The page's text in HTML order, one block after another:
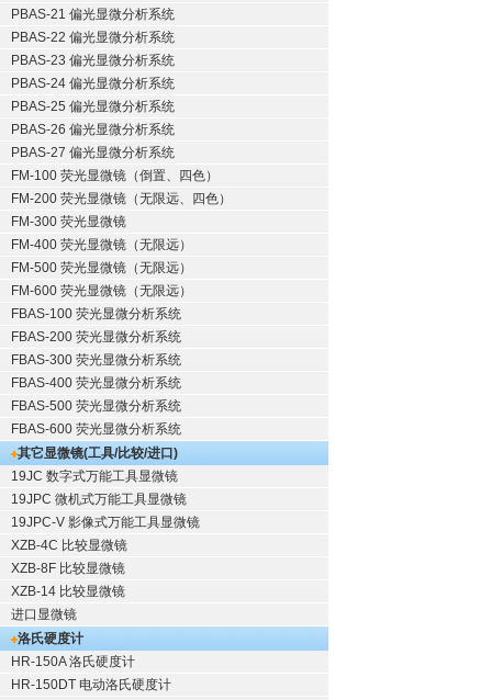
PBAS-21 偏光显微分析系统
PBAS-22 偏光显微分析系统
PBAS-23 偏光显微分析系统
PBAS-24 偏光显微分析系统
PBAS-25 偏光显微分析系统
PBAS-26 偏光显微分析系统
PBAS-27 偏光显微分析系统
FM-100 荧光显微镜（倒置、四色）
FM-200 荧光显微镜（无限远、四色）
FM-300 荧光显微镜
FM-400 荧光显微镜（无限远）
FM-500 荧光显微镜（无限远）
FM-600 荧光显微镜（无限远）
FBAS-100 荧光显微分析系统
FBAS-200 荧光显微分析系统
FBAS-300 荧光显微分析系统
FBAS-400 荧光显微分析系统
FBAS-500 荧光显微分析系统
FBAS-600 荧光显微分析系统
其它显微镜(工具/比较/进口)
19JC 数字式万能工具显微镜
19JPC 微机式万能工具显微镜
19JPC-V 影像式万能工具显微镜
XZB-4C 比较显微镜
XZB-8F 比较显微镜
XZB-14 比较显微镜
进口显微镜
洛氏硬度计
HR-150A 洛氏硬度计
HR-150DT 电动洛氏硬度计